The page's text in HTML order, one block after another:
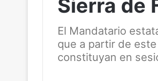
Sierra de
El Mandatario
que a partir de
constituyan en